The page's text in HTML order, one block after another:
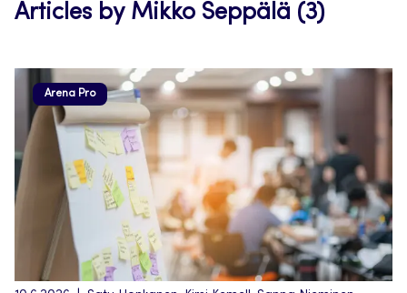
Articles by Mikko Seppälä (3)
Arena Pro